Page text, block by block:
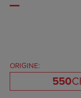
ORIGINE:
550